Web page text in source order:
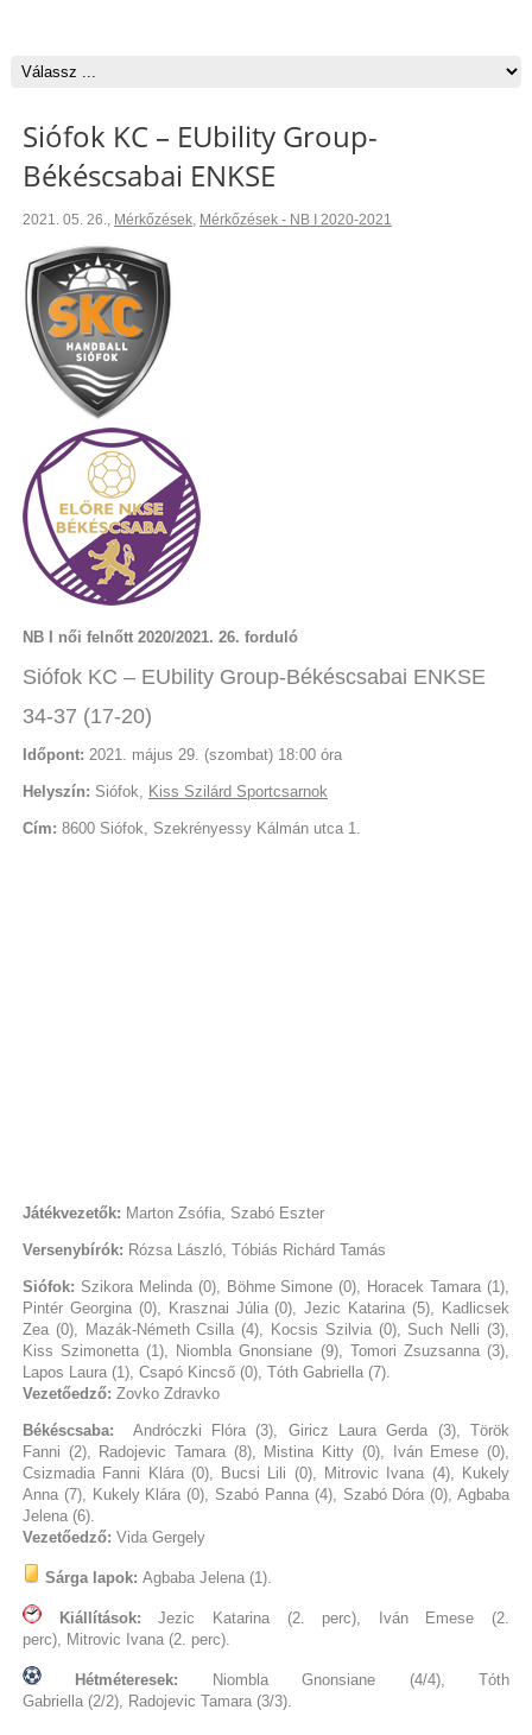
Siófok KC – EUbility Group-
Békéscsabai ENKSE
2021. 05. 26., Mérkőzések, Mérkőzések - NB I 2020-2021
NB I női felnőtt 2020/2021. 26. forduló
Siófok KC – EUbility Group-Békéscsabai ENKSE
34-37 (17-20)
Időpont: 2021. május 29. (szombat) 18:00 óra
Helyszín: Siófok, Kiss Szilárd Sportcsarnok
Cím: 8600 Siófok, Szekrényessy Kálmán utca 1.
Játékvezetők: Marton Zsófia, Szabó Eszter
Versenybírók: Rózsa László, Tóbiás Richárd Tamás
Siófok: Szikora Melinda (0), Böhme Simone (0), Horacek Tamara (1),
Pintér Georgina (0), Krasznai Júlia (0), Jezic Katarina (5), Kadlicsek
Zea (0), Mazák-Németh Csilla (4), Kocsis Szilvia (0), Such Nelli (3),
Kiss Szimonetta (1), Niombla Gnonsiane (9), Tomori Zsuzsanna (3),
Lapos Laura (1), Csapó Kincső (0), Tóth Gabriella (7).
Vezetőedző: Zovko Zdravko
Békéscsaba: Andróczki Flóra (3), Giricz Laura Gerda (3), Török
Fanni (2), Radojevic Tamara (8), Mistina Kitty (0), Iván Emese (0),
Csizmadia Fanni Klára (0), Bucsi Lili (0), Mitrovic Ivana (4), Kukely
Anna (7), Kukely Klára (0), Szabó Panna (4), Szabó Dóra (0), Agbaba
Jelena (6).
Vezetőedző: Vida Gergely
Sárga lapok: Agbaba Jelena (1).
Kiállítások:Jezic Katarina (2. perc), Iván Emese (2.
perc), Mitrovic Ivana (2. perc).
Hétméteresek:
Niombla Gnonsiane (4/4), Tóth
Gabriella (2/2), Radojevic Tamara (3/3).